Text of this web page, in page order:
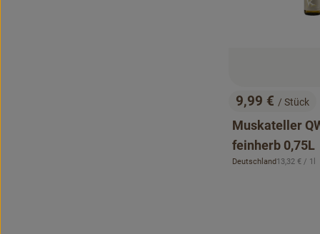
, Preis:
9,99 € / Stück
Muskateller
feinherb 0,75L
, Herkunft:
Deutschland,13,32 € / 1l